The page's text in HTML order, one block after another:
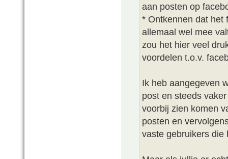
aan posten op
* Ontkennen dat het
allemaal wel mee
zou het hier veel
voordelen t.o.v.
Ik heb aangegeven
post en steeds
voorbij zien komen
posten en
vaste gebruikers die